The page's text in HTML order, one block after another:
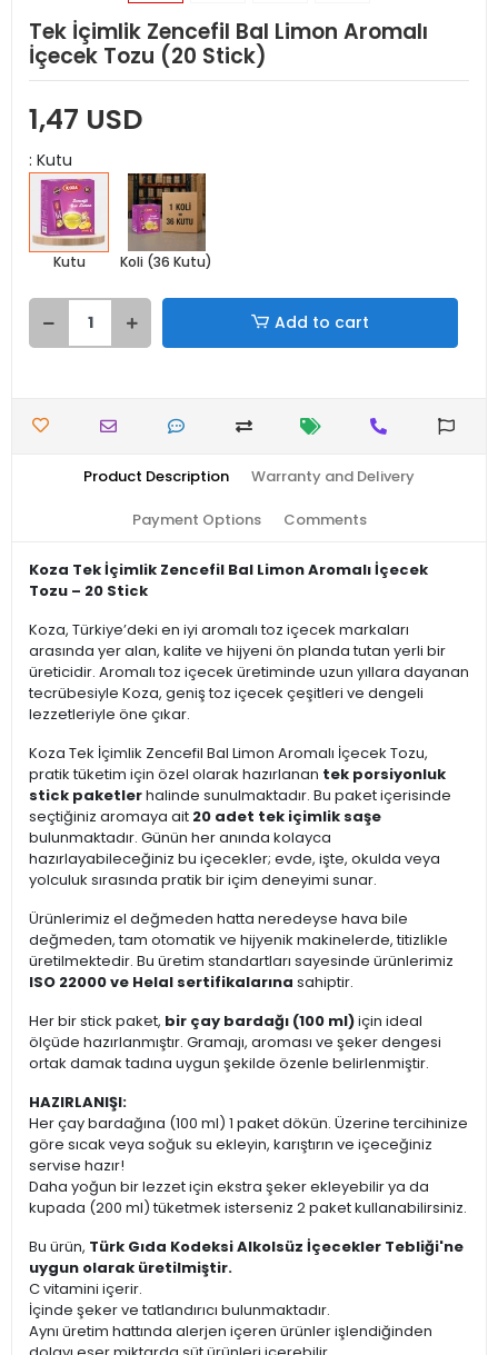
Tek İçimlik Zencefil Bal Limon Aromalı
İçecek Tozu (20 Stick)
1,47 USD
: Kutu
Kutu Koli (36 Kutu)
Add to cart
Product Description Warranty and Delivery
Payment Options Comments
Koza Tek İçimlik Zencefil Bal Limon Aromalı İçecek
Tozu – 20 Stick
Koza, Türkiye’deki en iyi aromalı toz içecek markaları
arasında yer alan, kalite ve hijyeni ön planda tutan yerli bir
üreticidir. Aromalı toz içecek üretiminde uzun yıllara dayanan
tecrübesiyle Koza, geniş toz içecek çeşitleri ve dengeli
lezzetleriyle öne çıkar.
Koza Tek İçimlik Zencefil Bal Limon Aromalı İçecek Tozu,
pratik tüketim için özel olarak hazırlanan tek porsiyonluk
stick paketlerhalinde sunulmaktadır. Bu paket içerisinde
seçtiğiniz aromaya ait 20 adet tek içimlik saşe
bulunmaktadır. Günün her anında kolayca
hazırlayabileceğiniz bu içecekler; evde, işte, okulda veya
yolculuk sırasında pratik bir içim deneyimi sunar.
Ürünlerimiz el değmeden hatta neredeyse hava bile
değmeden, tam otomatik ve hijyenik makinelerde, titizlikle
üretilmektedir. Bu üretim standartları sayesinde ürünlerimiz
ISO 22000 ve Helal sertifikalarına sahiptir.
Her bir stick paket, bir çay bardağı (100 ml)için ideal
ölçüde hazırlanmıştır. Gramajı, aroması ve şeker dengesi
ortak damak tadına uygun şekilde özenle belirlenmiştir.
HAZIRLANIŞI:
Her çay bardağına (100 ml) 1 paket dökün. Üzerine tercihinize
göre sıcak veya soğuk su ekleyin, karıştırın ve içeceğiniz
servise hazır!
Daha yoğun bir lezzet için ekstra şeker ekleyebilir ya da
kupada (200 ml) tüketmek isterseniz 2 paket kullanabilirsiniz.
Bu ürün, Türk Gıda Kodeksi Alkolsüz İçecekler Tebliği'ne
uygun olarak üretilmiştir.
C vitamini içerir.
İçinde şeker ve tatlandırıcı bulunmaktadır.
Aynı üretim hattında alerjen içeren ürünler işlendiğinden